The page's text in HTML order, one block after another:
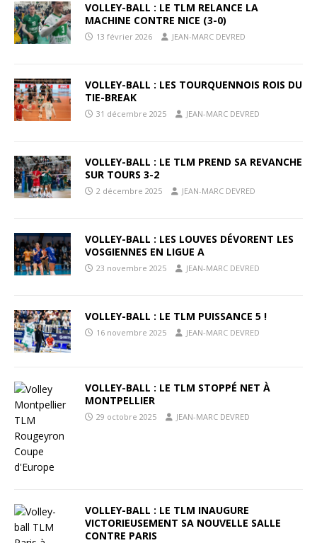
VOLLEY-BALL : LE TLM RELANCE LA
MACHINE CONTRE NICE (3-0)
13 février 2026 JEAN-MARC DEVRED
VOLLEY-BALL : LES TOURQUENNOIS ROIS DU
TIE-BREAK
31 décembre 2025 JEAN-MARC DEVRED
VOLLEY-BALL : LE TLM PREND SA REVANCHE
SUR TOURS 3-2
2 décembre 2025 JEAN-MARC DEVRED
VOLLEY-BALL : LES LOUVES DÉVORENT LES
VOSGIENNES EN LIGUE A
23 novembre 2025 JEAN-MARC DEVRED
VOLLEY-BALL : LE TLM PUISSANCE 5 !
16 novembre 2025 JEAN-MARC DEVRED
VOLLEY-BALL : LE TLM STOPPÉ NET À
MONTPELLIER
29 octobre 2025 JEAN-MARC DEVRED
VOLLEY-BALL : LE TLM INAUGURE
VICTORIEUSEMENT SA NOUVELLE SALLE
CONTRE PARIS